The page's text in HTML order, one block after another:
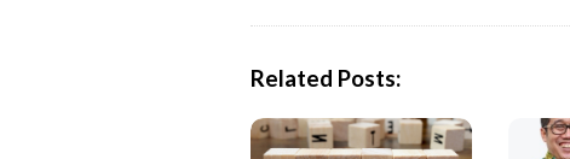
Related Posts: